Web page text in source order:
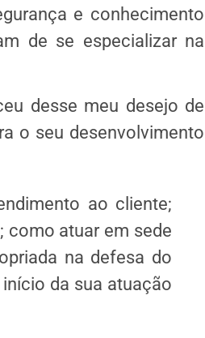
e conhecimento
de se especializar na
desse meu desejo de
o seu desenvolvimento
ao cliente;
como atuar em sede
na defesa do
da sua atuação